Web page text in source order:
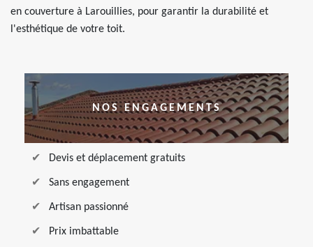
en couverture à Larouillies, pour garantir la durabilité et
l'esthétique de votre toit.
NOS ENGAGEMENTS
Devis et déplacement gratuits
Sans engagement
Artisan passionné
Prix imbattable